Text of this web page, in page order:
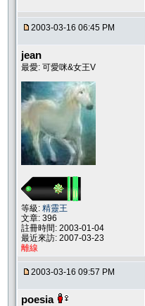
2003-03-16 06:45 PM
jean
最愛: 可愛咪&女王V
等級: 精靈王
文章: 396
註冊時間: 2003-01-04
最近來訪: 2007-03-23
離線
2003-03-16 09:57 PM
poesia